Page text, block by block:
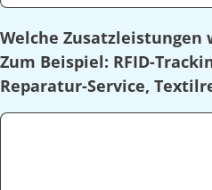
Welche Zusatzleistungen
Zum Beispiel: RFID-
Reparatur-Service,